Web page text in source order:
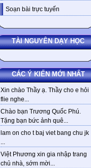
Soạn bài trực tuyến
TÀI NGUYÊN DẠY HỌC
CÁC Ý KIẾN MỚI NHẤT
Xin chào Thầy ạ. Thầy cho e hỏi
flie nghe...
Chào bạn Trương Quốc Phú.
Tặng bạn bức ảnh quê...
lam on cho t baj viet bang chu jk
...
Việt Phương xin gia nhập trang
chủ nhà, sớm mời...